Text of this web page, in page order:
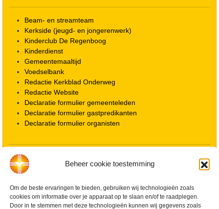
Beheer cookie toestemming
Om de beste ervaringen te bieden, gebruiken wij technologieën zoals
cookies om informatie over je apparaat op te slaan en/of te raadplegen.
Door in te stemmen met deze technologieën kunnen wij gegevens zoals
Beam- en streamteam
Kerkside (jeugd- en jongerenwerk)
Kinderclub De Regenboog
Kinderdienst
Gemeentemaaltijd
Voedselbank
Redactie Kerkblad Onderweg
Redactie Website
Declaratie formulier gemeenteleden
Declaratie formulier gastpredikanten
Declaratie formulier organisten
Locatie kerk
ANBI informatie PGWD
Vrienden van de Grote Kerk
Info Kerkelijke gebouwen / koster